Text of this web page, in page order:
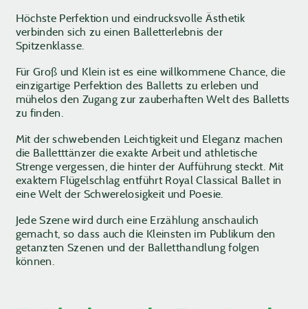
Höchste Perfektion und eindrucksvolle Ästhetik
verbinden sich zu einen Balletterlebnis der
Spitzenklasse.
Für Groß und Klein ist es eine willkommene Chance, die
einzigartige Perfektion des Balletts zu erleben und
mühelos den Zugang zur zauberhaften Welt des Balletts
zu finden.
Mit der schwebenden Leichtigkeit und Eleganz machen
die Balletttänzer die exakte Arbeit und athletische
Strenge vergessen, die hinter der Aufführung steckt. Mit
exaktem Flügelschlag entführt Royal Classical Ballet in
eine Welt der Schwerelosigkeit und Poesie.
Jede Szene wird durch eine Erzählung anschaulich
gemacht, so dass auch die Kleinsten im Publikum den
getanzten Szenen und der Balletthandlung folgen
können.